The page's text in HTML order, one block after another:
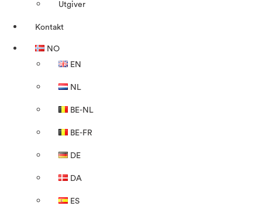
Utgiver
Kontakt
NO
EN
NL
BE-NL
BE-FR
DE
DA
ES